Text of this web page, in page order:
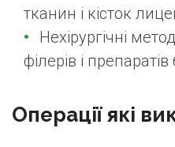
тканин і кісток
Нехірургічні
філерів і
Операції які